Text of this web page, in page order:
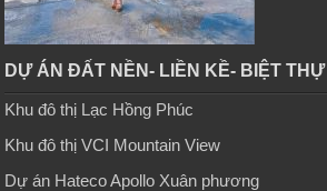
DỰ ÁN ĐẤT NỀN- LIỀN KỀ- BIỆT THỰ
Khu đô thị Lạc Hồng Phúc
Khu đô thị VCI Mountain View
Dự án Hateco Apollo Xuân phương